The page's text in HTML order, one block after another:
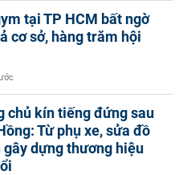
tại TP HCM bất ngờ
cơ sở, hàng trăm hội
chủ kín tiếng đứng sau
Từ phụ xe, sửa đồ
dựng thương hiệu